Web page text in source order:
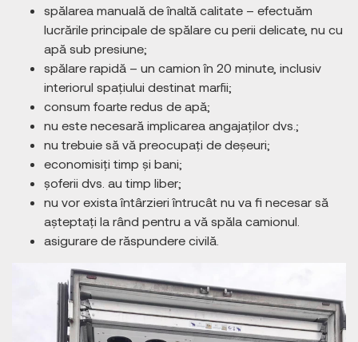
spălarea manuală de înaltă calitate – efectuăm
lucrările principale de spălare cu perii delicate, nu cu
apă sub presiune;
spălare rapidă – un camion în 20 minute, inclusiv
interiorul spațiului destinat marfii;
consum foarte redus de apă;
nu este necesară implicarea angajaților dvs.;
nu trebuie să vă preocupați de deșeuri;
economisiți timp și bani;
șoferii dvs. au timp liber;
nu vor exista întârzieri întrucât nu va fi necesar să
așteptați la rând pentru a vă spăla camionul.
asigurare de răspundere civilă.